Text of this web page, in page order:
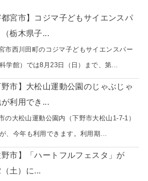
都宮市】コジマ子どもサイエンスパ
栃木県子...
市西川田町のコジマ子どもサイエンスパー
学館）では8月23日（日）まで、第...
野市】大松山運動公園のじゃぶじゃ
利用でき...
の大松山運動公園内（下野市大松山1-7-1）
、今年も利用できます。利用期...
野市】「ハートフルフェスタ」が
土）に...